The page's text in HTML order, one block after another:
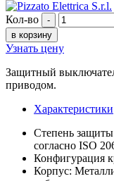
Кол-во -
в корзину
Узнать цену
Защитный
приводом.
Характеристики
Степень
согласно ISO
Конфигурация
Корпус: